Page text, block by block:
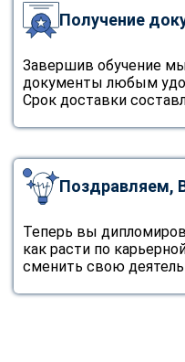
Получение
Завершив обучение
документы любым
Срок доставки
Поздравляем,
Теперь вы
как расти по
сменить свою